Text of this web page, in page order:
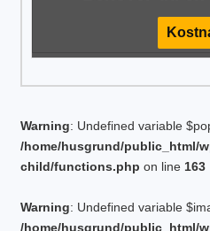
Warning: Undefined variable
/home/husgrund/public_html/
child/functions.php on line 163
Warning: Undefined variable
/home/husgrund/public_html/